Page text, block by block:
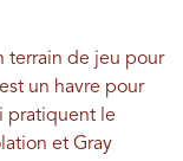
terrain de jeu pour
un havre pour
pratiquent le
et Gray